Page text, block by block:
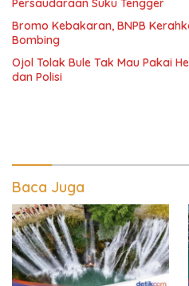
Persaudaraan Suku Tengger
Bromo Kebakaran, BNPB
Bombing
Ojol Tolak Bule Tak Mau Pakai
dan Polisi
Baca Juga